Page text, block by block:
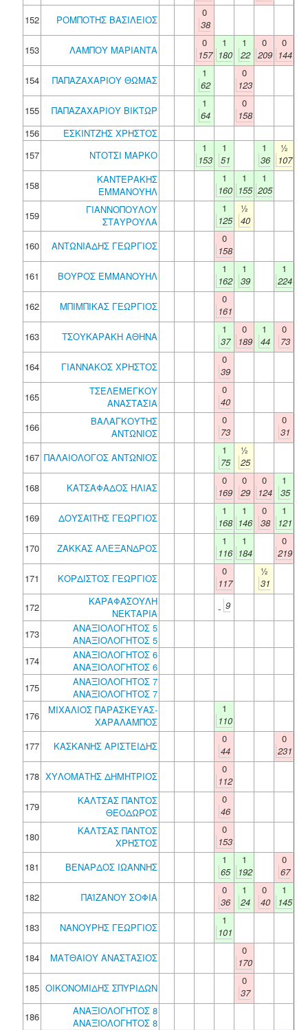
152
ΡΟΜΠΟΤΗΣ ΒΑΣΙΛΕΙΟΣ
0
38
153
ΛΑΜΠΟΥ ΜΑΡΙΑΝΤΑ
0
157
1
180
1
22
0
209
0
144
154
ΠΑΠΑΖΑΧΑΡΙΟΥ ΘΩΜΑΣ
1
62
0
123
155
ΠΑΠΑΖΑΧΑΡΙΟΥ ΒΙΚΤΩΡ
1
64
0
158
156
ΕΣΚΙΝΤΖΗΣ ΧΡΗΣΤΟΣ
157
ΝΤΟΤΣΙ ΜΑΡΚΟ
1
153
1
51
1
36
½
107
158
ΚΑΝΤΕΡΑΚΗΣ
ΕΜΜΑΝΟΥΗΛ
1
160
1
155
1
205
159
ΓΙΑΝΝΟΠΟΥΛΟΥ
ΣΤΑΥΡΟΥΛΑ
1
125
½
40
160
ΑΝΤΩΝΙΑΔΗΣ ΓΕΩΡΓΙΟΣ
0
158
161
ΒΟΥΡΟΣ ΕΜΜΑΝΟΥΗΛ
1
162
1
39
1
224
162
ΜΠΙΜΠΙΚΑΣ ΓΕΩΡΓΙΟΣ
0
161
163
ΤΣΟΥΚΑΡΑΚΗ ΑΘΗΝΑ
1
37
0
189
1
44
0
73
164
ΓΙΑΝΝΑΚΟΣ ΧΡΗΣΤΟΣ
0
39
165
ΤΣΕΛΕΜΕΓΚΟΥ
ΑΝΑΣΤΑΣΙΑ
0
40
166
ΒΑΛΑΓΚΟΥΤΗΣ
ΑΝΤΩΝΙΟΣ
0
73
0
31
167 ΠΑΛΑΙΟΛΟΓΟΣ ΑΝΤΩΝΙΟΣ
1
75
½
25
168
ΚΑΤΣΑΦΑΔΟΣ ΗΛΙΑΣ
0
169
0
29
0
124
1
35
169
ΔΟΥΣΑΪΤΗΣ ΓΕΩΡΓΙΟΣ
1
168
1
146
0
38
1
121
170
ΖΑΚΚΑΣ ΑΛΕΞΑΝΔΡΟΣ
1
116
1
184
0
219
171
ΚΟΡΔΙΣΤΟΣ ΓΕΩΡΓΙΟΣ
0
117
½
31
172
ΚΑΡΑΦΑΣΟΥΛΗ
ΝΕΚΤΑΡΙΑ
- 9
173
ΑΝΑΞΙΟΛΟΓΗΤΟΣ 5
ΑΝΑΞΙΟΛΟΓΗΤΟΣ 5
174
ΑΝΑΞΙΟΛΟΓΗΤΟΣ 6
ΑΝΑΞΙΟΛΟΓΗΤΟΣ 6
175
ΑΝΑΞΙΟΛΟΓΗΤΟΣ 7
ΑΝΑΞΙΟΛΟΓΗΤΟΣ 7
176
ΜΙΧΑΛΙΟΣ ΠΑΡΑΣΚΕΥΑΣ-
ΧΑΡΑΛΑΜΠΟΣ
1
110
177
ΚΑΣΚΑΝΗΣ ΑΡΙΣΤΕΙΔΗΣ
0
44
0
231
178 ΧΥΛΟΜΑΤΗΣ ΔΗΜΗΤΡΙΟΣ
0
112
179
ΚΑΛΤΣΑΣ ΠΑΝΤΟΣ
ΘΕΟΔΩΡΟΣ
0
46
180
ΚΑΛΤΣΑΣ ΠΑΝΤΟΣ
ΧΡΗΣΤΟΣ
0
153
181
ΒΕΝΑΡΔΟΣ ΙΩΑΝΝΗΣ
1
65
1
192
0
67
182
ΠΑΪΖΑΝΟΥ ΣΟΦΙΑ
0
36
1
24
0
40
1
145
183
ΝΑΝΟΥΡΗΣ ΓΕΩΡΓΙΟΣ
1
101
184
ΜΑΤΘΑΙΟΥ ΑΝΑΣΤΑΣΙΟΣ
0
170
185 ΟΙΚΟΝΟΜΙΔΗΣ ΣΠΥΡΙΔΩΝ
0
37
186
ΑΝΑΞΙΟΛΟΓΗΤΟΣ 8
ΑΝΑΞΙΟΛΟΓΗΤΟΣ 8